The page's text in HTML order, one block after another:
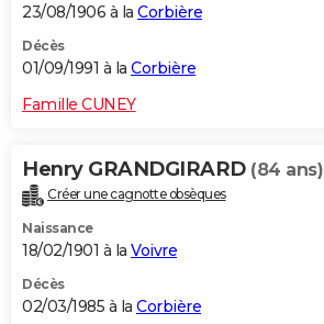
23/08/1906 à la Corbière
Décès
01/09/1991 à la Corbière
Famille CUNEY
Henry GRANDGIRARD (84 ans)
Créer une cagnotte obsèques
Naissance
18/02/1901 à la Voivre
Décès
02/03/1985 à la Corbière